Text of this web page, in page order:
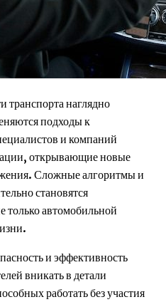
транспорта наглядно
подходы к
и компаний
открывающие новые
Сложные алгоритмы и
становятся
только автомобильной
и эффективность
вникать в детали
работать без участия